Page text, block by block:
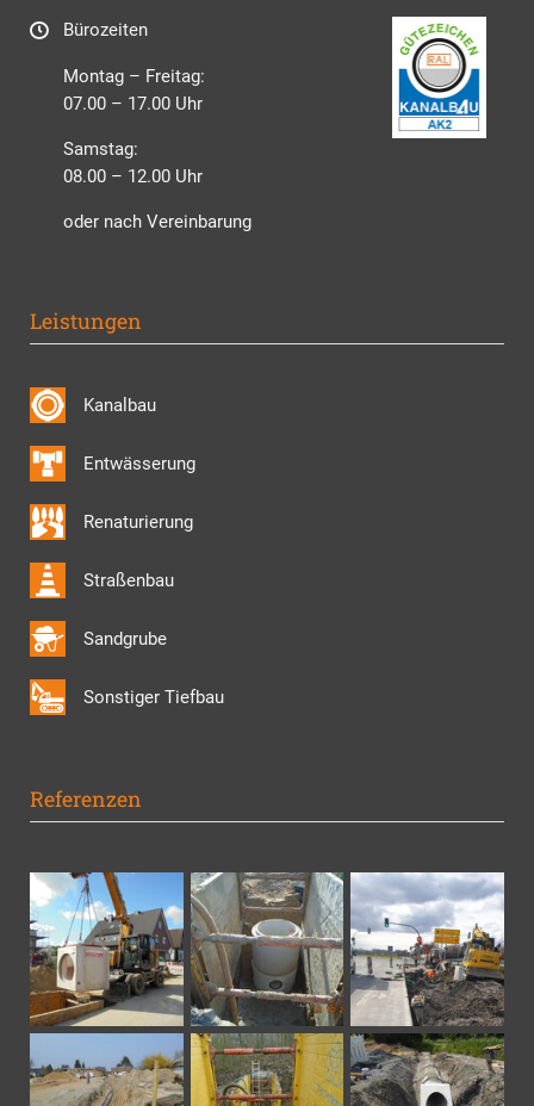
Bürozeiten
Montag – Freitag:
07.00 – 17.00 Uhr
Samstag:
08.00 – 12.00 Uhr
oder nach Vereinbarung
Leistungen
Kanalbau
Entwässerung
Renaturierung
Straßenbau
Sandgrube
Sonstiger Tiefbau
Referenzen